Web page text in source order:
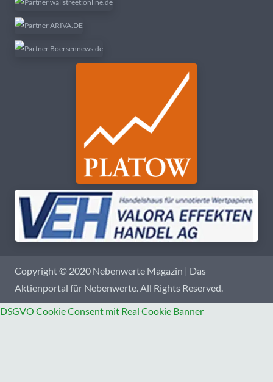
Copyright © 2020 Nebenwerte Magazin | Das
Aktienportal für Nebenwerte. All Rights Reserved.
DSGVO Cookie Consent mit Real Cookie Banner